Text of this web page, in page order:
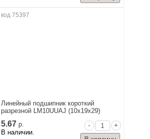
код 75397
Линейный подшипник короткий
разрезной LM10UUAJ (10x19x29)
5.67 р.
В наличии.
- +